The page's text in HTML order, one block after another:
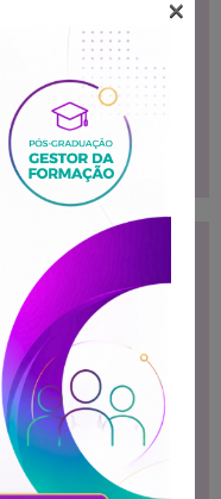
O processo de
impressão:
personalizar e
imprimir
Destinatários
Formação destinada
ao público que
necessita desse
conhecimento
×